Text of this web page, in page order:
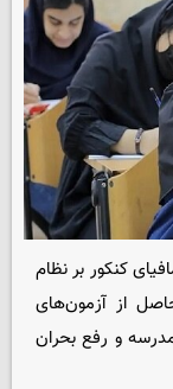
کنکور بر نظام
از آزمون‌های
و رفع بحران